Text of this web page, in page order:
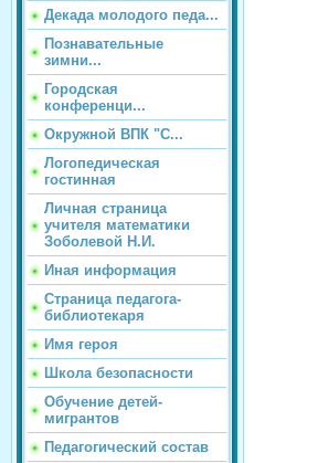
Декада молодого педа...
Познавательные
зимни...
Городская
конференци...
Окружной ВПК "С...
Логопедическая
гостинная
Личная страница
учителя математики
Зоболевой Н.И.
Иная информация
Страница педагога-
библиотекаря
Имя героя
Школа безопасности
Обучение детей-
мигрантов
Педагогический состав